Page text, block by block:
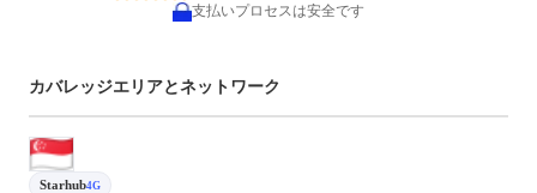
支払いプロセスは安全です
カバレッジエリアとネットワーク
Starhub4G